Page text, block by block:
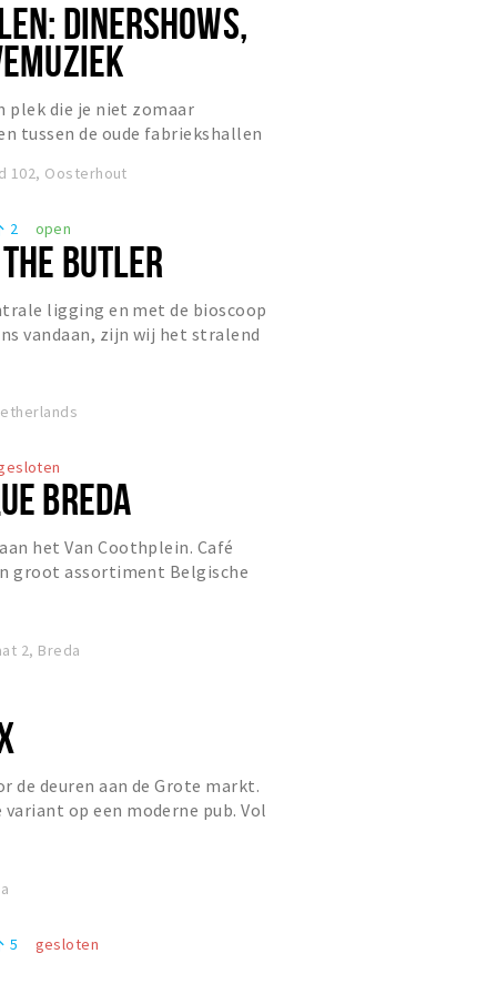
DINERSHOWS,
plek die je niet zomaar
tussen de oude fabriekshallen
102, Oosterhout
2 open
BUTLER
ligging en met de bioscoop
vandaan, zijn wij het stralend
BREDA
het Van Coothplein. Café
groot assortiment Belgische
2, Breda
de deuren aan de Grote markt.
variant op een moderne pub. Vol
5 gesloten